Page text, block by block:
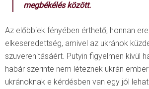
megbékélés között.
Az előbbiek fényében érthető, honnan
elkeseredettség, amivel az ukránok
szuverenitásáért. Putyin figyelmen kívül
habár szerinte nem léteznek ukrán
ukránoknak e kérdésben van egy jól